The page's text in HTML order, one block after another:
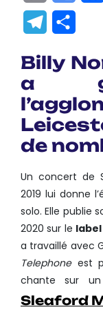
Link
Billy
a
de
Un concert de
2019 lui donne
solo. Elle publie
2020 sur le
a travaillé avec
Telephoneest
chante sur
Sleaford